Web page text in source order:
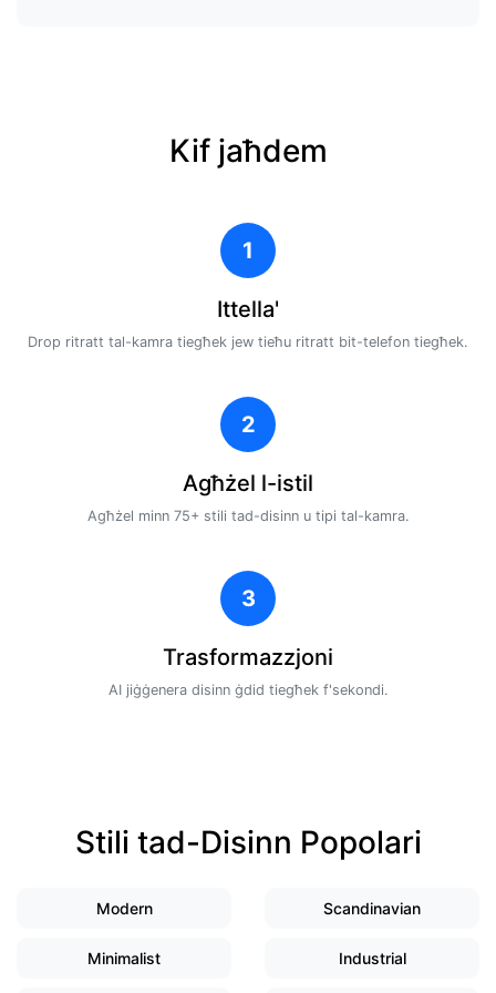
Kif jaħdem
1
Ittella'
Drop ritratt tal-kamra tiegħek jew tieħu ritratt bit-telefon tiegħek.
2
Agħżel l-istil
Agħżel minn 75+ stili tad-disinn u tipi tal-kamra.
3
Trasformazzjoni
AI jiġġenera disinn ġdid tiegħek f'sekondi.
Stili tad-Disinn Popolari
Modern Scandinavian
Minimalist Industrial